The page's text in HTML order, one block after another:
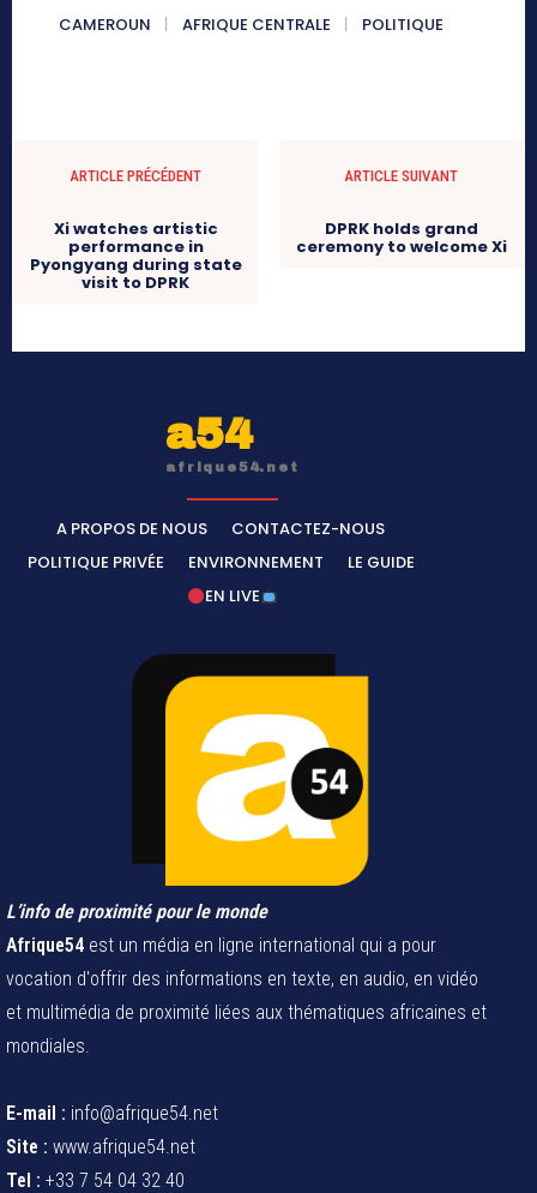
CAMEROUN
AFRIQUE CENTRALE POLITIQUE
ARTICLE PRÉCÉDENT
Xi watches artistic
performance in
Pyongyang during state
visit to DPRK
ARTICLE SUIVANT
DPRK holds grand
ceremony to welcome Xi
a54
afrique54.net
A PROPOS DE NOUS
CONTACTEZ-NOUS
POLITIQUE PRIVÉE
ENVIRONNEMENT
LE GUIDE
EN LIVE
L’info de proximité pour le monde
Afrique54 est un média en ligne international qui a pour
vocation d'offrir des informations en texte, en audio, en vidéo
et multimédia de proximité liées aux thématiques africaines et
mondiales.
E-mail : info@afrique54.net
Site : www.afrique54.net
Tel : +33 7 54 04 32 40